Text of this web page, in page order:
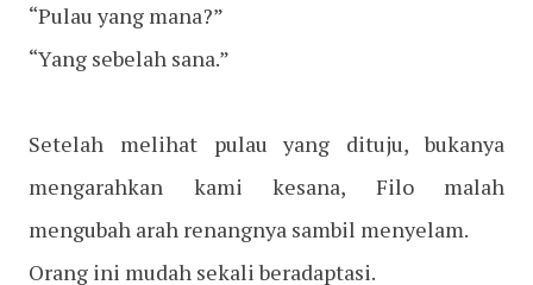
“Pulau yang mana?”
“Yang sebelah sana.”
Setelah melihat pulau yang dituju, bukanya
mengarahkan kami kesana, Filo malah
mengubah arah renangnya sambil menyelam.
Orang ini mudah sekali beradaptasi.